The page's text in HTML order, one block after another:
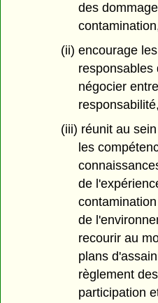
des
(ii) encourage
responsables
négocier
responsabilité,
(iii) réunit au
les
de
de
recourir au
plans
règlement
participation